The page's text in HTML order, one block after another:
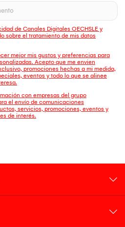
de Canales Digitales OECHSLE y
sobre el tratamiento de mis datos
mejor mis gustos y preferencias para
Acepto que me envien
promociones hechas a mi medida,
eventos y todo lo que se alinee
con empresas del grupo
el envío de comunicaciones
servicios, promociones, eventos y
de interés.